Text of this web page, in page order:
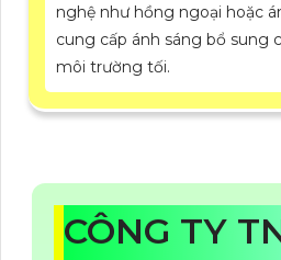
nghệ như hồng ngoại hoặc
cung cấp ánh sáng bổ sung
môi trường tối.
CÔNG TY